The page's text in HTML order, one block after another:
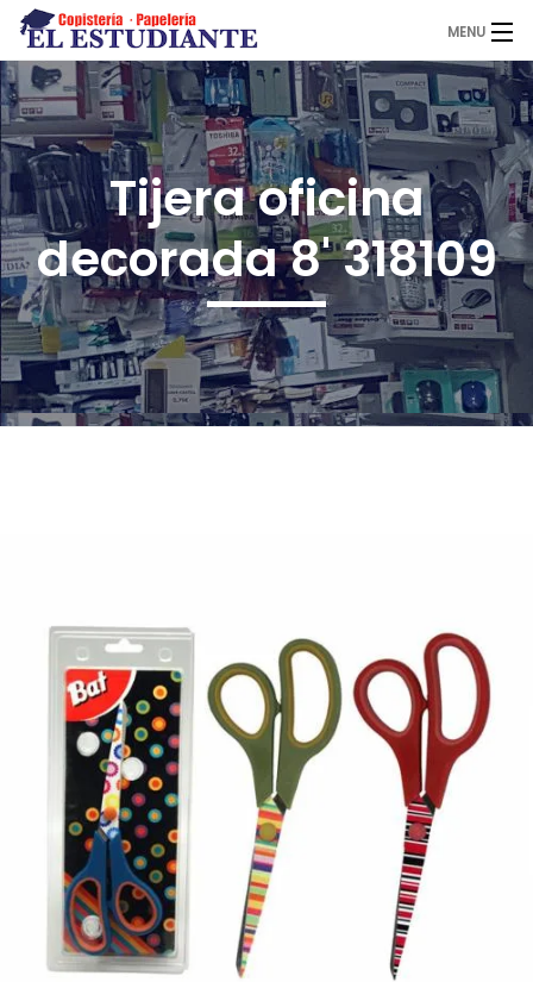
MENU
El Estudiante
Copistería
Papelería
Servicios
Contacto
0,00€
¡Imprimir!
Tijera oficina
decorada 8' 318109